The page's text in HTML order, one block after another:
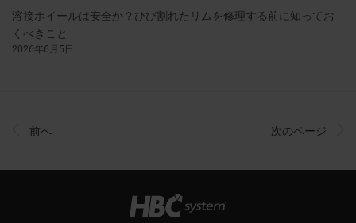
溶接ホイールは安全か？ひび割れたリムを修理する前に知ってお
くべきこと
2026年6月5日
前へ 次のページ